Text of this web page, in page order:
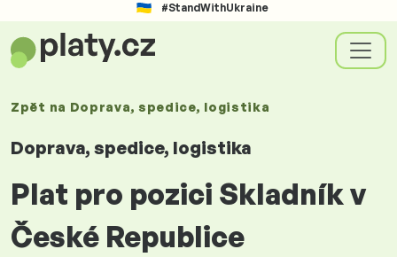
#StandWithUkraine
Zpět na Doprava, spedice, logistika
Doprava, spedice, logistika
Plat pro pozici Skladník v
České Republice